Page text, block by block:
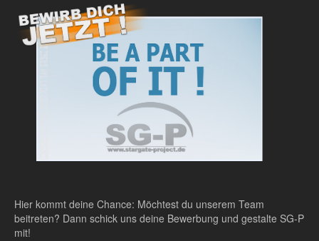
Hier kommt deine Chance: Möchtest du unserem Team
beitreten? Dann schick uns deine Bewerbung und gestalte SG-P
mit!